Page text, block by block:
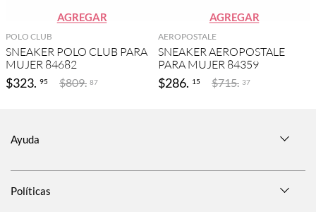
AGREGAR
POLO CLUB
SNEAKER POLO CLUB PARA
MUJER 84682
$323. 95 $809. 87
AGREGAR
AEROPOSTALE
SNEAKER AEROPOSTALE
PARA MUJER 84359
$286. 15 $715. 37
Ayuda
Políticas